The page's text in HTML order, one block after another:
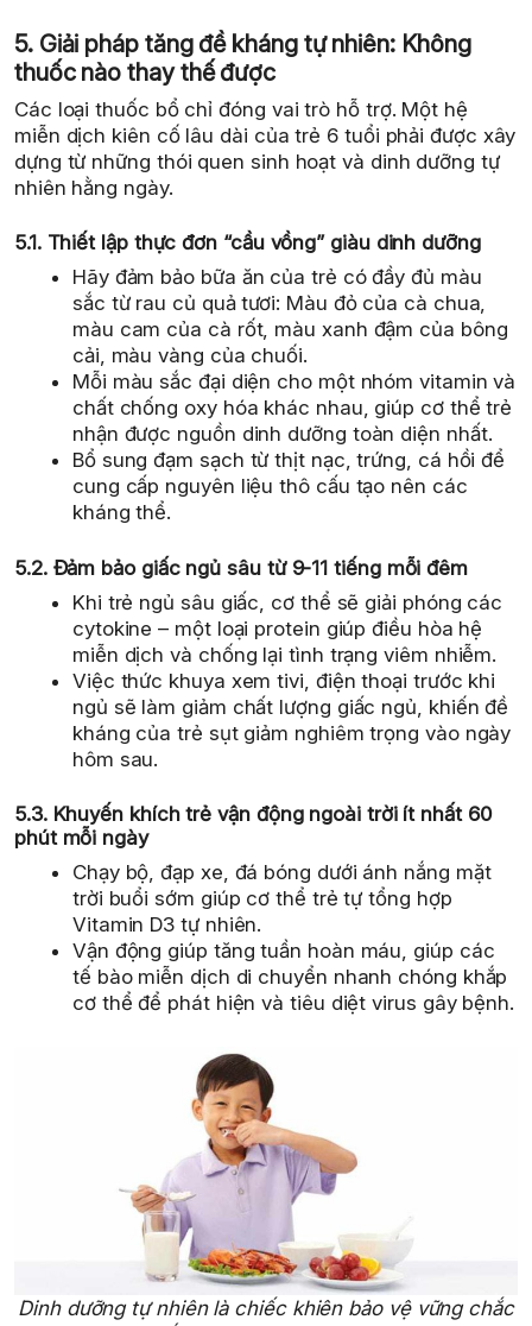
5. Giải pháp tăng đề kháng tự nhiên: Không
thuốc nào thay thế được
Các loại thuốc bổ chỉ đóng vai trò hỗ trợ. Một hệ
miễn dịch kiên cố lâu dài của trẻ 6 tuổi phải được xây
dựng từ những thói quen sinh hoạt và dinh dưỡng tự
nhiên hằng ngày.
5.1. Thiết lập thực đơn “cầu vồng” giàu dinh dưỡng
Hãy đảm bảo bữa ăn của trẻ có đầy đủ màu
sắc từ rau củ quả tươi: Màu đỏ của cà chua,
màu cam của cà rốt, màu xanh đậm của bông
cải, màu vàng của chuối.
Mỗi màu sắc đại diện cho một nhóm vitamin và
chất chống oxy hóa khác nhau, giúp cơ thể trẻ
nhận được nguồn dinh dưỡng toàn diện nhất.
Bổ sung đạm sạch từ thịt nạc, trứng, cá hồi để
cung cấp nguyên liệu thô cấu tạo nên các
kháng thể.
5.2. Đảm bảo giấc ngủ sâu từ 9-11 tiếng mỗi đêm
Khi trẻ ngủ sâu giấc, cơ thể sẽ giải phóng các
cytokine – một loại protein giúp điều hòa hệ
miễn dịch và chống lại tình trạng viêm nhiễm.
Việc thức khuya xem tivi, điện thoại trước khi
ngủ sẽ làm giảm chất lượng giấc ngủ, khiến đề
kháng của trẻ sụt giảm nghiêm trọng vào ngày
hôm sau.
5.3. Khuyến khích trẻ vận động ngoài trời ít nhất 60
phút mỗi ngày
Chạy bộ, đạp xe, đá bóng dưới ánh nắng mặt
trời buổi sớm giúp cơ thể trẻ tự tổng hợp
Vitamin D3 tự nhiên.
Vận động giúp tăng tuần hoàn máu, giúp các
tế bào miễn dịch di chuyển nhanh chóng khắp
cơ thể để phát hiện và tiêu diệt virus gây bệnh.
Dinh dưỡng tự nhiên là chiếc khiên bảo vệ vững chắc